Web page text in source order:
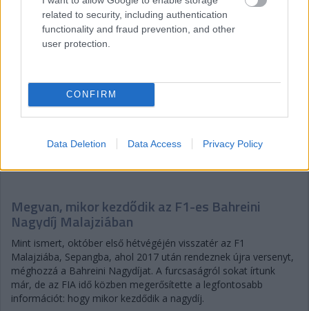
related to security, including authentication
functionality and fraud prevention, and other
user protection.
CONFIRM
Data Deletion Data Access Privacy Policy
Gobodics Tamás
Megvan, mikor kezdődik az F1-es Bahreini
Nagydíj Malajziában
Mint ismert, október első hétvégéjén visszatér az F1
Malajziába, Sepangba, ahol 2017 után rendeznek újra versenyt,
méghozzá a Bahreini Nagydíjat. A furcsaságról sokat írtunk
már, de az FIA idő közben megerősítette a legfontosabb
információt: hogy mikor kezdődik a nagydíj.